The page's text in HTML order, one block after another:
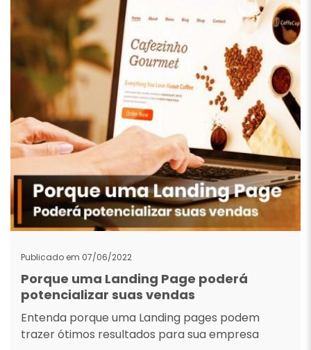
Publicado em 07/06/2022
Porque uma Landing Page poderá
potencializar suas vendas
Entenda porque uma Landing pages podem
trazer ótimos resultados para sua empresa